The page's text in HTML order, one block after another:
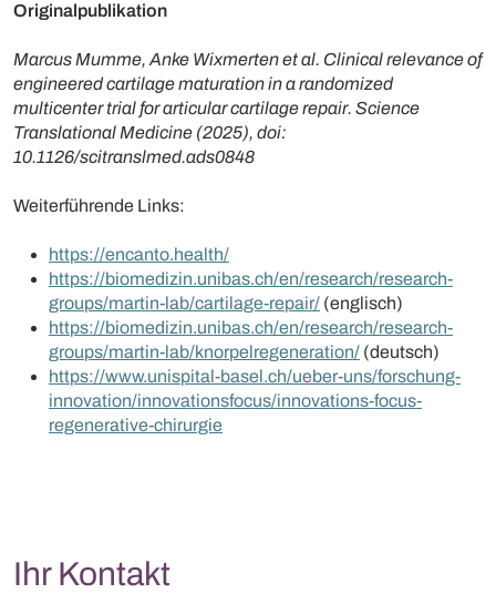
Originalpublikation
Marcus Mumme, Anke Wixmertenet al. Clinical relevance of
engineered cartilage maturation in a randomized
multicenter trial for articular cartilage repair. Science
Translational Medicine (2025), doi:
10.1126/scitranslmed.ads0848
Weiterführende Links:
https://encanto.health/
https://biomedizin.unibas.ch/en/research/research-
groups/martin-lab/cartilage-repair/ (englisch)
https://biomedizin.unibas.ch/en/research/research-
groups/martin-lab/knorpelregeneration/ (deutsch)
https://www.unispital-basel.ch/ueber-uns/forschung-
innovation/innovationsfocus/innovations-focus-
regenerative-chirurgie
Ihr Kontakt